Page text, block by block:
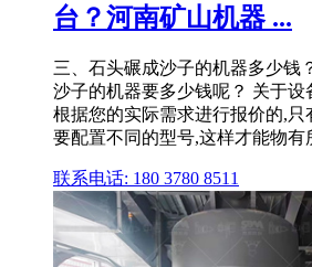
台？河南矿山机器 ...
三、石头碾成沙子的机器多少钱
沙子的机器要多少钱呢？ 关于设
根据您的实际需求进行报价的,
要配置不同的型号,这样才能物有
联系电话: 180 3780 8511